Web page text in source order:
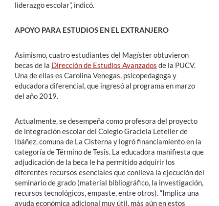
liderazgo escolar”, indicó.
APOYO PARA ESTUDIOS EN EL EXTRANJERO
Asimismo, cuatro estudiantes del Magíster obtuvieron
becas de la Dirección de Estudios Avanzados de la PUCV.
Una de ellas es Carolina Venegas, psicopedagoga y
educadora diferencial, que ingresó al programa en marzo
del año 2019.
Actualmente, se desempeña como profesora del proyecto
de integración escolar del Colegio Graciela Letelier de
Ibáñez, comuna de La Cisterna y logró financiamiento en la
categoría de Término de Tesis. La educadora manifiesta que
adjudicación de la beca le ha permitido adquirir los
diferentes recursos esenciales que conlleva la ejecución del
seminario de grado (material bibliográfico, la investigación,
recursos tecnológicos, empaste, entre otros). “Implica una
ayuda económica adicional muy útil, más aún en estos